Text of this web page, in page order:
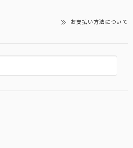
お支払い方法について